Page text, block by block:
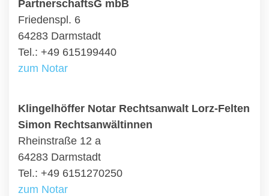
PartnerschaftsG mbB
Friedenspl. 6
64283 Darmstadt
Tel.: +49 615199440
zum Notar
Klingelhöffer Notar Rechtsanwalt Lorz-Felten
Simon Rechtsanwältinnen
Rheinstraße 12 a
64283 Darmstadt
Tel.: +49 6151270250
zum Notar